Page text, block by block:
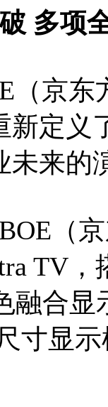
多项
（京
定义
未来的
（
TV
融合
寸显